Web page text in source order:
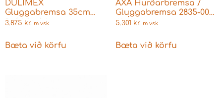
DULIMEX
Gluggabremsa 35cm
Ryðfrítt útlit
3.875 kr. m vsk
Bæta við körfu
AXA Hurðarbremsa /
Gluggabremsa 2835-00-
61 Állitur
5.301 kr. m vsk
Bæta við körfu